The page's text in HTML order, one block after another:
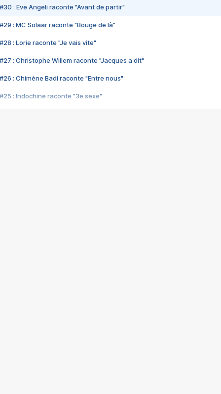
#30 : Eve Angeli raconte "Avant de partir"
#29 : MC Solaar raconte "Bouge de là"
#28 : Lorie raconte "Je vais vite"
#27 : Christophe Willem raconte "Jacques a dit"
#26 : Chimène Badi raconte "Entre nous"
#25 : Indochine raconte "3e sexe"